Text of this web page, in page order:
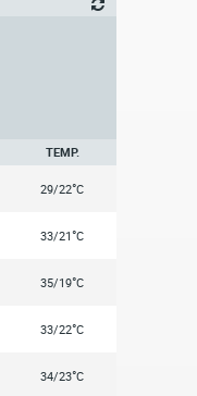
TEMP.
29/22°C
33/21°C
35/19°C
33/22°C
34/23°C